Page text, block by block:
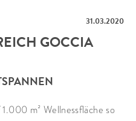
31.03.2020
GOCCIA
m² Wellnessfläche so